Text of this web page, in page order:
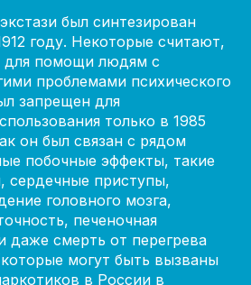
был синтезирован
году. Некоторые считают,
для помощи людям с
проблемами психического
запрещен для
только в 1985
он был связан с рядом
побочные эффекты, такие
сердечные приступы,
головного мозга,
печеночная
даже смерть от перегрева
могут быть вызваны
в России в